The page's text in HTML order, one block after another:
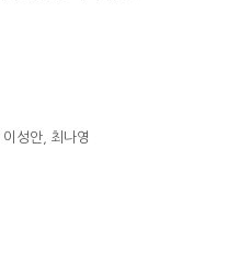
성안, 최나영